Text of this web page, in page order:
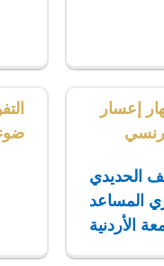
إعسار
الحديدي
المساعد
الأردنية